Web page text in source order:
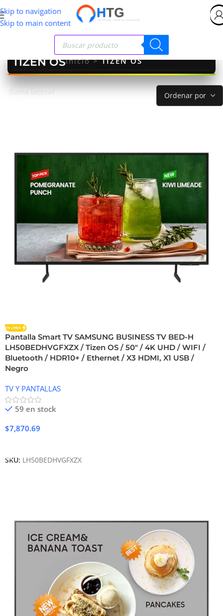
Skip to navigation
Skip to main content
TIZEN OSInicio>TIZEN OS
Barra lateral
Pantalla Smart TV SAMSUNG BUSINESS TV BED-H
LH50BEDHVGFXZX / Tizen OS / 50″ / 4K UHD / WIFI /
Bluetooth / HDR10+ / Ethernet / X3 HDMI, X1 USB /
Negro
TV Y PANTALLAS
59 en stock
$7,870.69
SKU: LH50BEDHVGFXZX